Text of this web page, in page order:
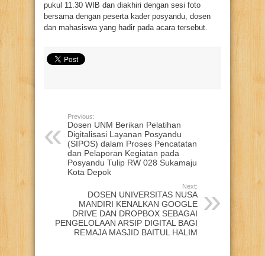
pukul 11.30 WIB dan diakhiri dengan sesi foto
bersama dengan peserta kader posyandu, dosen
dan mahasiswa yang hadir pada acara tersebut.
Previous:
Dosen UNM Berikan Pelatihan
Digitalisasi Layanan Posyandu
(SIPOS) dalam Proses Pencatatan
dan Pelaporan Kegiatan pada
Posyandu Tulip RW 028 Sukamaju
Kota Depok
Next:
DOSEN UNIVERSITAS NUSA
MANDIRI KENALKAN GOOGLE
DRIVE DAN DROPBOX SEBAGAI
PENGELOLAAN ARSIP DIGITAL BAGI
REMAJA MASJID BAITUL HALIM